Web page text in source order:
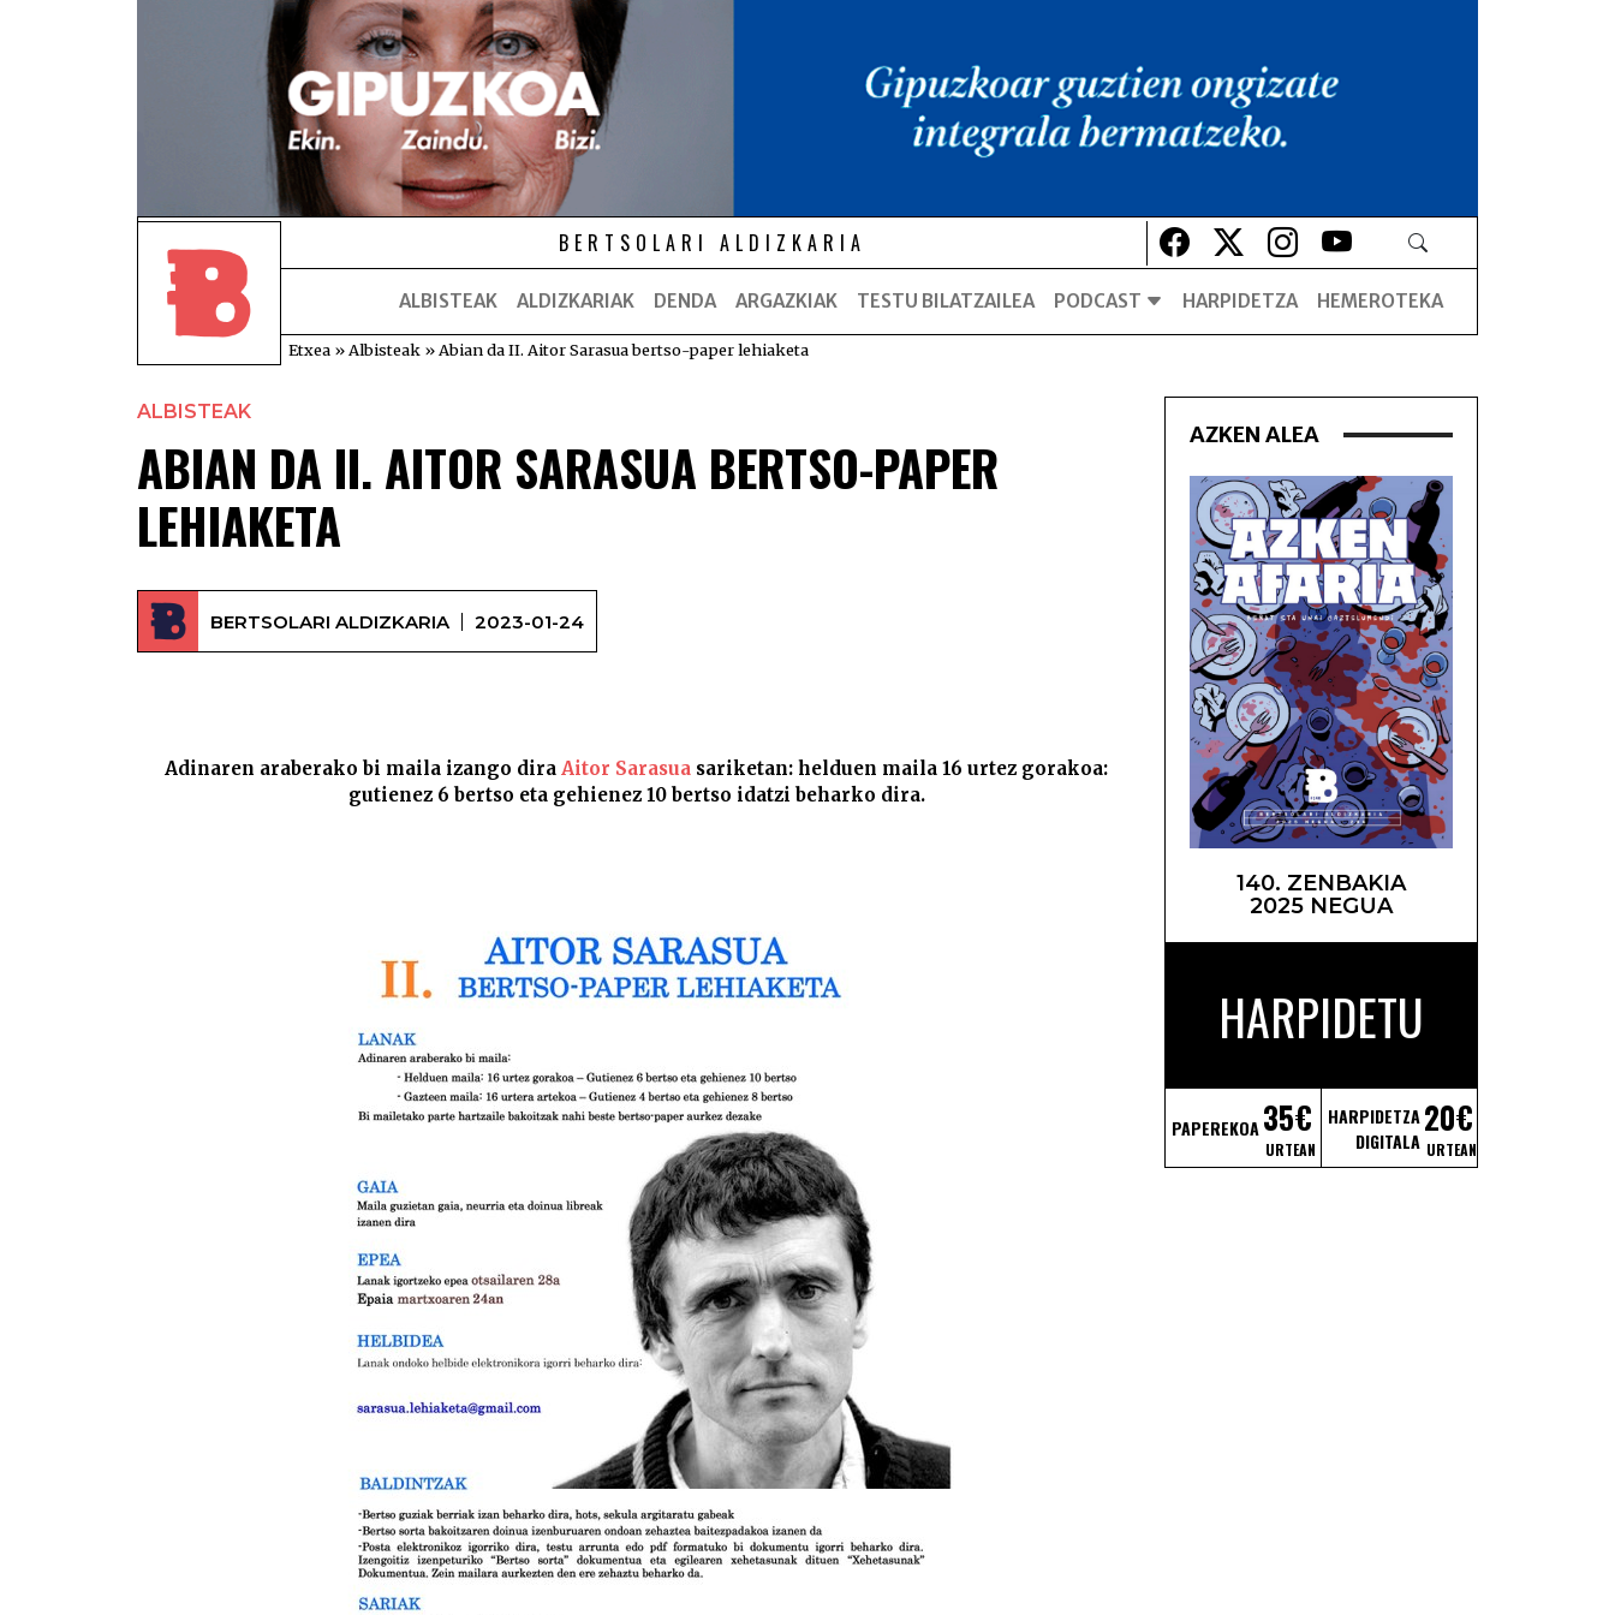
BERTSOLARI ALDIZKARIA Lehio berrian irekiko da
Lehio berrian irekiko da
Lehio berrian irekiko da
Lehio berrian irekiko da
ALBISTEAK ALDIZKARIAK DENDA ARGAZKIAK TESTU BILATZAILEA PODCAST HARPIDETZA HEMEROTEKA
Etxea » Albisteak » Abian da II. Aitor Sarasua bertso-paper lehiaketa
ALBISTEAK
ABIAN DA II. AITOR SARASUA BERTSO-PAPER
LEHIAKETA
BERTSOLARI ALDIZKARIA 2023-01-24
Adinaren araberako bi maila izango dira Aitor Sarasua sariketan: helduen maila 16 urtez gorakoa:
gutienez 6 bertso eta gehienez 10 bertso idatzi beharko dira.
AZKEN ALEA
140. ZENBAKIA
2025 NEGUA
HARPIDETU
PAPEREKOA35€
URTEAN
HARPIDETZA
DIGITALA
20€
URTEAN